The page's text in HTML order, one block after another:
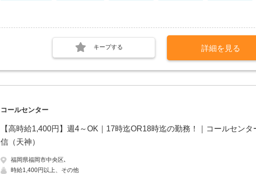
キープする 詳細を見る
コールセンター
【高時給1,400円】週4～OK｜17時迄OR18時迄の勤務！｜コールセンタ
信（天神）
福岡県福岡市中央区､
時給1,400円以上、その他